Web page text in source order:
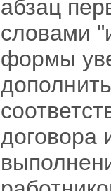
абзац
словами
формы
договора